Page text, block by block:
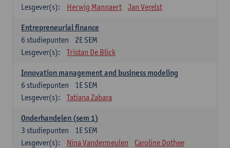
Lesgever(s):
Herwig Mannaert Jan Verelst
Entrepreneurial finance
2E SEM
6 studiepunten
Lesgever(s):
Tristan De Blick
Innovation management and business modeling
1E SEM
6 studiepunten
Lesgever(s):
Tatiana Zabara
Onderhandelen (sem 1)
1E SEM
3 studiepunten
Lesgever(s):
Nina Vandermeulen Caroline Dothee